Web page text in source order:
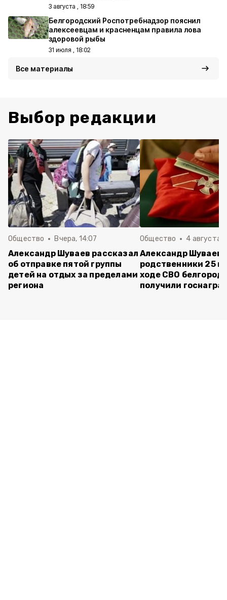
3 августа , 18:59
Белгородский Роспотребнадзор пояснил
алексеевцам и красненцам правила лова
здоровой рыбы
31 июля , 18:02
Все материалы
Выбор редакции
Общество Вчера, 14:07
Александр Шуваев рассказал
об отправке пятой группы
детей на отдых за пределами
региона
Общество 4 августа ,
Александр Шуваев:
родственники 25
ходе СВО
получили